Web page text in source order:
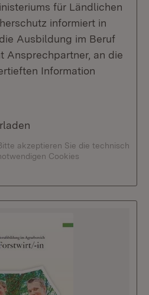
für Ländlichen
informiert in
Ausbildung im Beruf
Ansprechpartner, an die
Information
akzeptieren Sie die technisch
Cookies